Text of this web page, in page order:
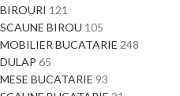
BIROURI 121
SCAUNE BIROU 105
MOBILIER BUCATARIE 248
DULAP 65
MESE BUCATARIE 93